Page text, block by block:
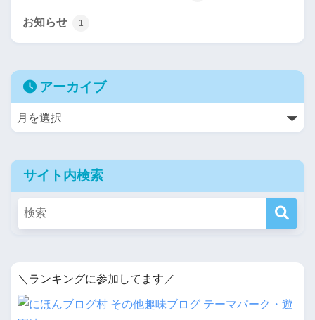
お知らせ 1
アーカイブ
サイト内検索
＼ランキングに参加してます／